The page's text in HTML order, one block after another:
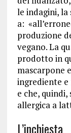
le indagini,
a:
produzione
vegano. La
prodotto in
mascarpone
ingrediente e
e che,
allergica a
L’inchiesta